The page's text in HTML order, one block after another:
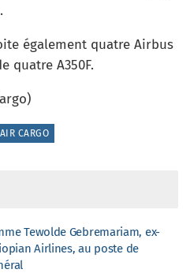
également quatre Airbus
quatre A350F.
CARGO
Tewolde Gebremariam, ex-
Airlines, au poste de